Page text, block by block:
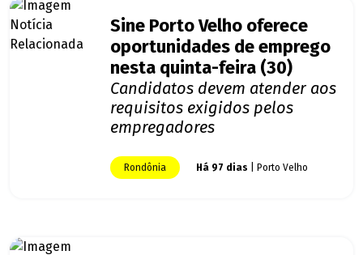
Sine Porto Velho oferece
oportunidades de emprego
nesta quinta-feira (30)
Candidatos devem atender aos
requisitos exigidos pelos
empregadores
Rondônia Há 97 dias | Porto Velho